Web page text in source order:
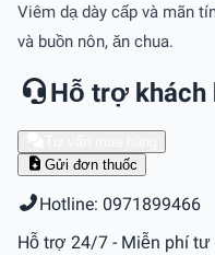
Viêm dạ dày cấp và mãn
và buồn nôn, ăn chua.
Hỗ trợ khách
Gửi đơn thuốc
Hotline: 0971899466
Hỗ trợ 24/7 - Miễn phí tư